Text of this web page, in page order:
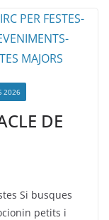
2026
DE
Si busques
petits i